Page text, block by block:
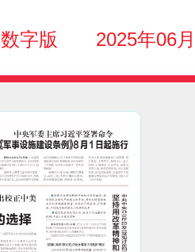
数字版 2025年06